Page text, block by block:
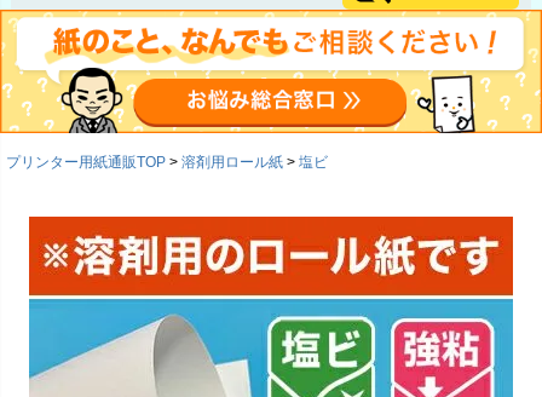
プリンター用紙通販TOP 溶剤用ロール紙 塩ビ